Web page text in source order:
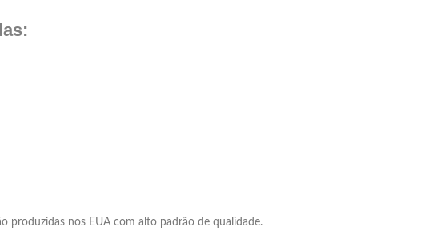
produzidas nos EUA com alto padrão de qualidade.